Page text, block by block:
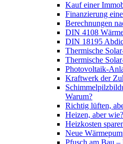
Kauf einer
Finanzierung
Berechnungen
DIN 4108
DIN 18195
Thermische
Thermische
Photovoltaik-
Kraftwerk der
Warum?
Richtig lüften,
Heizen, aber wie?
Heizkosten
Neue
Pfusch am Bau